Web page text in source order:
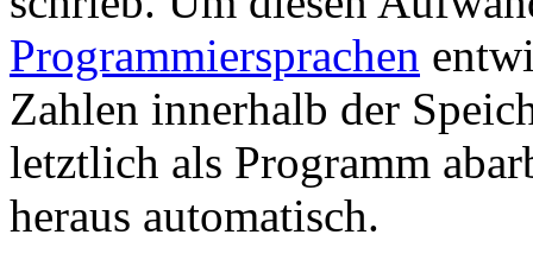
Programmiersprachen
Zahlen innerhalb der
letztlich als Programm
heraus automatisch.